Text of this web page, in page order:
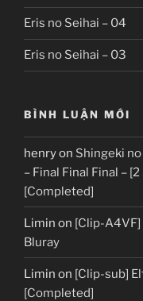
Eris no Seihai – 04
Eris no Seihai – 03
BÌNH LUẬN MỚI
henryon Shingeki
– Final Final Final –
[Completed]
Limin on [Clip-A4VF]
Bluray
Limin on [Clip-sub]
[Completed]